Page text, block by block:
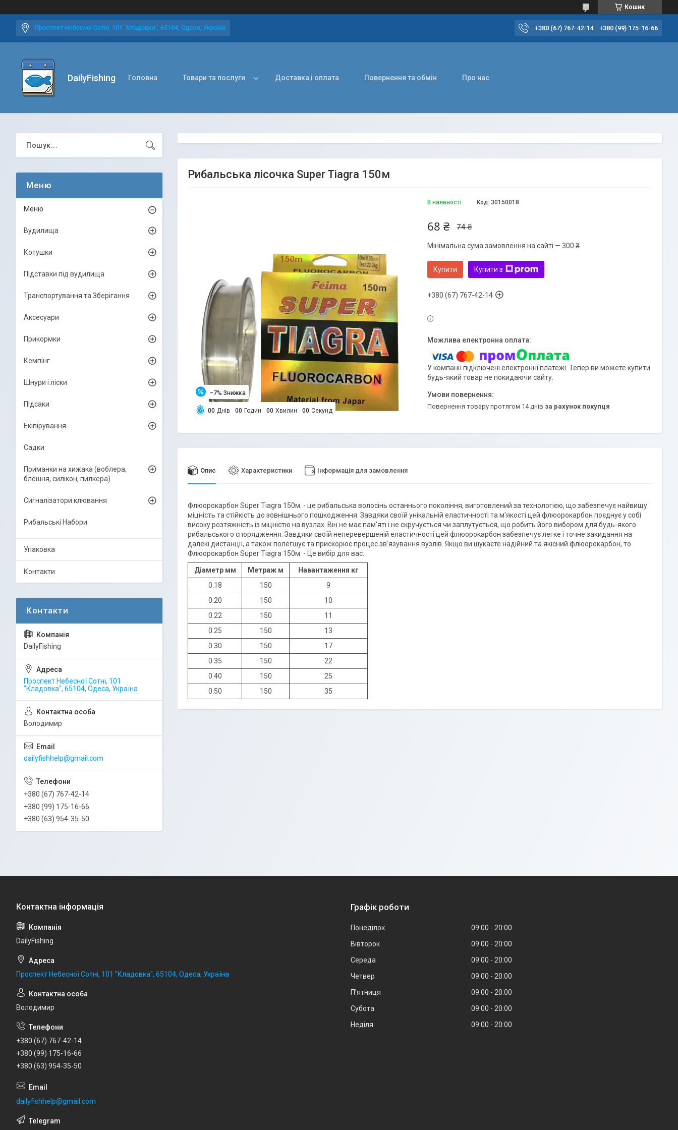
Кошик
Проспект Небесної Сотні, 101 "Кладовка", 65104, Одеса, Україна +380 (67) 767-42-14 +380 (99) 175-16-66
DailyFishing Головна Товари та послуги Доставка і оплата Повернення та обмін Про нас
Рибальська лісочка Super Tiagra 150м
–7%
00 Днів 00 Годин 00 Хвилин 00 Секунд
В наявності Код: 30150018
74 ₴
68 ₴
Мінімальна сума замовлення на сайті — 300 ₴
Купити Купити з
+380 (67) 767-42-14
У компанії підключені електронні платежі. Тепер ви можете купити
будь-який товар не покидаючи сайту.
повернення товару протягом 14 днів за рахунок покупця
Опис Характеристики Інформація для замовлення
Флюорокарбон Super Tiagra 150м. - це рибальська волосінь останнього покоління, виготовлений за технологією, що забезпечує найвищу
міцність та стійкість до зовнішнього пошкодження. Завдяки своїй унікальній еластичності та м'якості цей флюорокарбон поєднує у собі
високу розтяжність із міцністю на вузлах. Він не має пам'яті і не скручується чи заплутується, що робить його вибором для будь-якого
рибальського спорядження. Завдяки своїй неперевершеній еластичності цей флюорокарбон забезпечує легке і точне закидання на
далекі дистанції, а також полегшує та прискорює процес зв'язування вузлів. Якщо ви шукаєте надійний та якісний флюорокарбон, то
Флюорокарбон Super Tiagra 150м. - Це вибір для вас.
Діаметр мм Метраж м
Навантаження кг
0.18
150
9
0.20
150
10
0.22
150
11
0.25
150
13
0.30
150
17
0.35
150
22
0.40
150
25
0.50
150 35
Меню
Вудилища
Котушки
Підставки під вудилища
Транспортування та Зберігання
Аксесуари
Прикормки
Кемпінг
Шнури і ліски
Підсаки
Екіпірування
Садки
Приманки на хижака (воблера,
блешня, силікон, пилкера)
Сигналізатори клювання
Рибальські Набори
Упаковка
Контакти
DailyFishing
Проспект Небесної Сотні, 101
"Кладовка", 65104, Одеса, Україна
Володимир
dailyfishhelp@gmail.com
+380 (67) 767-42-14
+380 (99) 175-16-66
+380 (63) 954-35-50
DailyFishing
Проспект Небесної Сотні, 101 "Кладовка", 65104, Одеса, Україна
Володимир
+380 (67) 767-42-14
+380 (99) 175-16-66
+380 (63) 954-35-50
dailyfishhelp@gmail.com
Графік роботи
Понеділок 09:00
20:00
Вівторок
09:00
20:00
Середа
09:00
20:00
Четвер
09:00
20:00
Пʼятниця
09:00
20:00
Субота
09:00
20:00
Неділя
09:00 20:00